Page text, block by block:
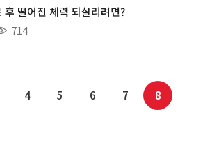
떨어진 체력 되살리려면?
714
4 5 6 7
8